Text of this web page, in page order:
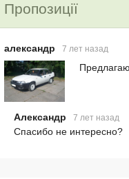
Пропозиції
александр 7 лет назад
Александр 7 лет назад
Спасибо не интересно?